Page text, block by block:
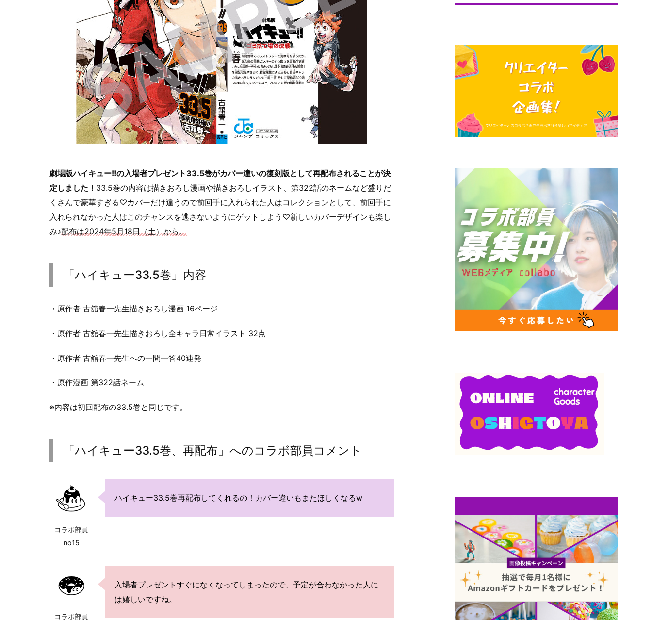
劇場版ハイキュー‼︎の入場者プレゼント33.5巻がカバー違いの復刻版として再配布されることが決
定しました！ 33.5巻の内容は描きおろし漫画や描きおろしイラスト、第322話のネームなど盛りだ
くさんで豪華すぎる♡カバーだけ違うので前回手に入れられた人はコレクションとして、前回手に
入れられなかった人はこのチャンスを逃さないようにゲットしよう♡新しいカバーデザインも楽し
み♪配布は2024年5月18日（土）から。
「ハイキュー33.5巻」内容
・原作者 古舘春一先生描きおろし漫画 16ページ
・原作者 古舘春一先生描きおろし全キャラ日常イラスト 32点
・原作者 古舘春一先生への一問一答40連発
・原作漫画 第322話ネーム
※内容は初回配布の33.5巻と同じです。
「ハイキュー33.5巻、再配布」へのコラボ部員コメント
コラボ部員
no15
ハイキュー33.5巻再配布してくれるの！カバー違いもまたほしくなるw
コラボ部員
入場者プレゼントすぐになくなってしまったので、予定が合わなかった人に
は嬉しいですね。